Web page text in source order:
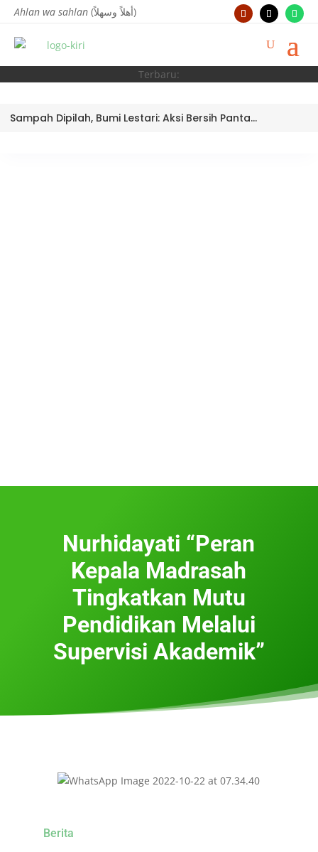
Ahlan wa sahlan (أهلاً وسهلاً)
Terbaru:
Sampah Dipilah, Bumi Lestari: Aksi Bersih Pantai Ujung Batu oleh Tim Bank Sampah MTsN 3 Kota Padang
Nurhidayati “Peran
Kepala Madrasah
Tingkatkan Mutu
Pendidikan Melalui
Supervisi Akademik”
Berita